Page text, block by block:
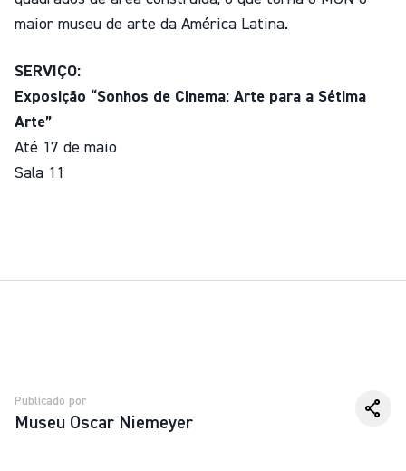
maior museu de arte da América Latina.
SERVIÇO:
Exposição “Sonhos de Cinema: Arte para a Sétima
Arte”
Até 17 de maio
Sala 11
Publicado por
Museu Oscar Niemeyer